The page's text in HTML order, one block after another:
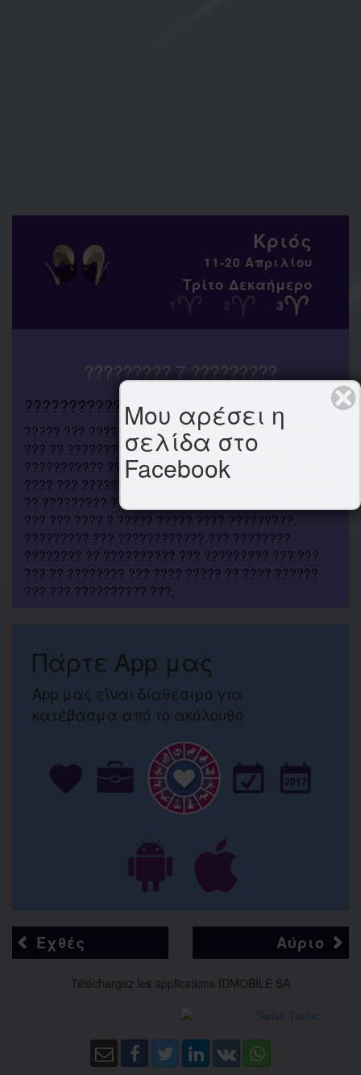
Κριός
11-20 Απριλίου
Τρίτο Δεκαήμερο
????????? 7 ?????????
???????????
????? ??? ?????? ??????? ??? ????????. ?????
??? ?? ????????????? ?? ???????????? ???
??????????? ??? ????? ?????. ??????????????
???? ??? ??????? ??? ?? ???????? ??? ?????? ???.
?? ????????? ??? ? ??????? ????? ?? ??? ??????
??? ??? ???? ? ????? ????? ???? ?????????.
????????? ??? ???????????? ??? ????????
???????? ?? ?????????? ??? ????????? ??? ???
??? ?? ???????? ??? ???? ????? ?? ???? ??????
??? ??? ?????????? ???.
Πάρτε App μας
App μας είναι διαθέσιμο για
κατέβασμα από το ακόλουθο
Εχθές Αύριο
Téléchargez les applications IDMOBILE SA
Μου αρέσει η
σελίδα στο
Facebook